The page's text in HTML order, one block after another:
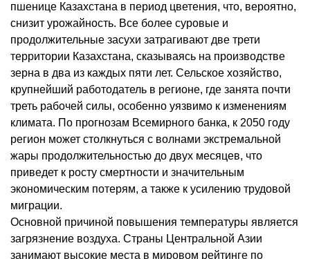
пшенице Казахстана в период цветения, что, вероятно,
снизит урожайность. Все более суровые и
продолжительные засухи затрагивают две трети
территории Казахстана, сказываясь на производстве
зерна в два из каждых пяти лет. Сельское хозяйство,
крупнейший работодатель в регионе, где занята почти
треть рабочей силы, особенно уязвимо к изменениям
климата. По прогнозам Всемирного банка, к 2050 году
регион может столкнуться с волнами экстремальной
жары продолжительностью до двух месяцев, что
приведет к росту смертности и значительным
экономическим потерям, а также к усилению трудовой
миграции.
Основной причиной повышения температуры является
загрязнение воздуха. Страны Центральной Азии
занимают высокие места в мировом рейтинге по